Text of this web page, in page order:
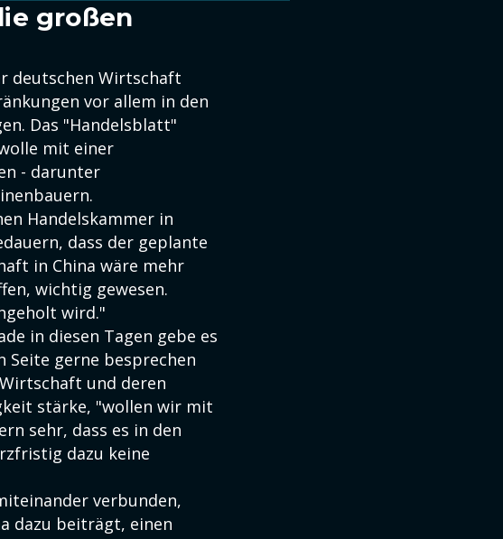
großen
deutschen Wirtschaft
vor allem in den
Das "Handelsblatt"
mit einer
- darunter
Handelskammer in
dass der geplante
in China wäre mehr
wichtig gewesen.
wird."
in diesen Tagen gebe es
Seite gerne besprechen
und deren
stärke, "wollen wir mit
sehr, dass es in den
dazu keine
verbunden,
dazu beiträgt, einen